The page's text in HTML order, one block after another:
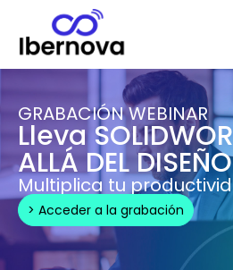
GRABACIÓN WEBINAR
Lleva
ALLÁ DEL DISEÑO
Multiplica tu
> Acceder a la grabación